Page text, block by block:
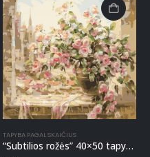
TAPYBA PAGAL SKAIČIUS
“Subtilios rožės” 40×50 tapyba pagal skaičius